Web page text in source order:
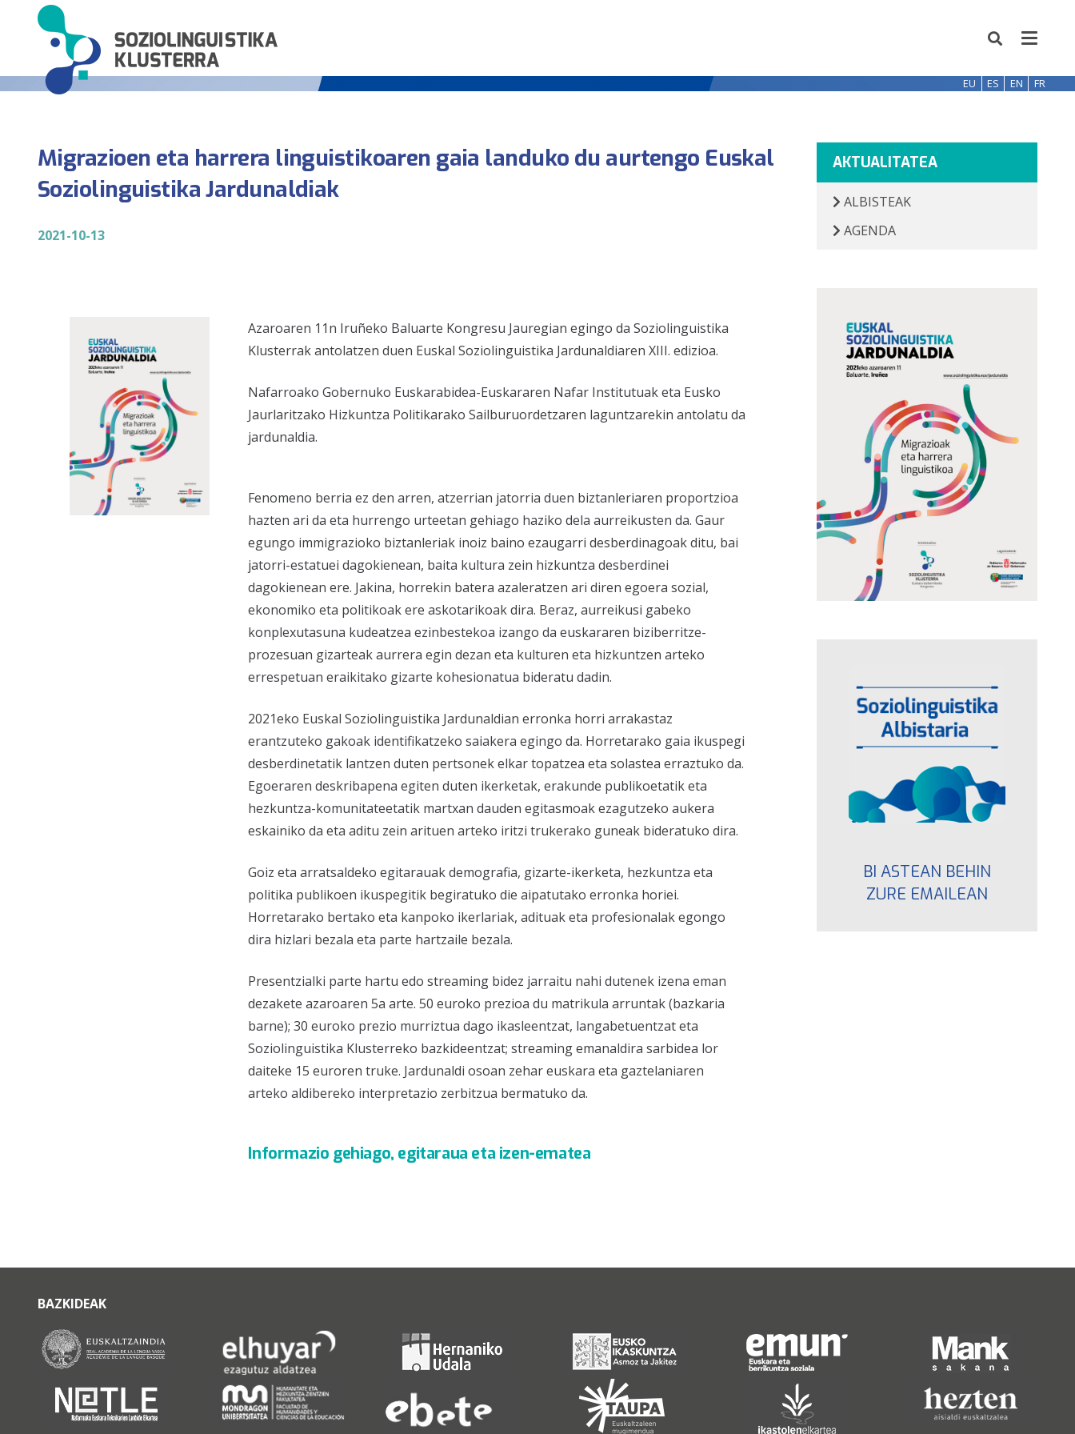
EU ES EN FR
Migrazioen eta harrera linguistikoaren gaia landuko du aurtengo Euskal
Soziolinguistika Jardunaldiak
2021-10-13
Azaroaren 11n Iruñeko Baluarte Kongresu Jauregian egingo da Soziolinguistika
Klusterrak antolatzen duen Euskal Soziolinguistika Jardunaldiaren XIII. edizioa.
Nafarroako Gobernuko Euskarabidea-Euskararen Nafar Institutuak eta Eusko
Jaurlaritzako Hizkuntza Politikarako Sailburuordetzaren laguntzarekin antolatu da
jardunaldia.
Fenomeno berria ez den arren, atzerrian jatorria duen biztanleriaren proportzioa
hazten ari da eta hurrengo urteetan gehiago haziko dela aurreikusten da. Gaur
egungo immigrazioko biztanleriak inoiz baino ezaugarri desberdinagoak ditu, bai
jatorri-estatuei dagokienean, baita kultura zein hizkuntza desberdinei
dagokienean ere. Jakina, horrekin batera azaleratzen ari diren egoera sozial,
ekonomiko eta politikoak ere askotarikoak dira. Beraz, aurreikusi gabeko
konplexutasuna kudeatzea ezinbestekoa izango da euskararen biziberritze-
prozesuan gizarteak aurrera egin dezan eta kulturen eta hizkuntzen arteko
errespetuan eraikitako gizarte kohesionatua bideratu dadin.
2021eko Euskal Soziolinguistika Jardunaldian erronka horri arrakastaz
erantzuteko gakoak identifikatzeko saiakera egingo da. Horretarako gaia ikuspegi
desberdinetatik lantzen duten pertsonek elkar topatzea eta solastea erraztuko da.
Egoeraren deskribapena egiten duten ikerketak, erakunde publikoetatik eta
hezkuntza-komunitateetatik martxan dauden egitasmoak ezagutzeko aukera
eskainiko da eta aditu zein arituen arteko iritzi trukerako guneak bideratuko dira.
Goiz eta arratsaldeko egitarauak demografia, gizarte-ikerketa, hezkuntza eta
politika publikoen ikuspegitik begiratuko die aipatutako erronka horiei.
Horretarako bertako eta kanpoko ikerlariak, adituak eta profesionalak egongo
dira hizlari bezala eta parte hartzaile bezala.
Presentzialki parte hartu edo streaming bidez jarraitu nahi dutenek izena eman
dezakete azaroaren 5a arte. 50 euroko prezioa du matrikula arruntak (bazkaria
barne); 30 euroko prezio murriztua dago ikasleentzat, langabetuentzat eta
Soziolinguistika Klusterreko bazkideentzat; streaming emanaldira sarbidea lor
daiteke 15 euroren truke. Jardunaldi osoan zehar euskara eta gaztelaniaren
arteko aldibereko interpretazio zerbitzua bermatuko da.
Informazio gehiago, egitaraua eta izen-ematea
AKTUALITATEA
ALBISTEAK
AGENDA
BI ASTEAN BEHIN
ZURE EMAILEAN
BAZKIDEAK